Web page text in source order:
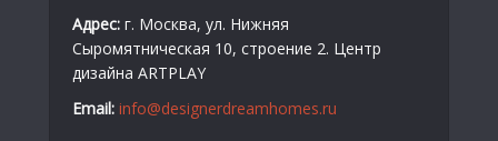
Адрес: г. Москва, ул. Нижняя
Сыромятническая 10, строение 2. Центр
дизайна ARTPLAY
Email: info@designerdreamhomes.ru